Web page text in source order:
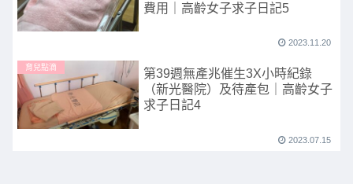
費用｜高齡女子求子日記5
2023.11.20
育兒點滴
第39週無產兆催生3X小時紀錄
（新光醫院）及待產包｜高齡女子
求子日記4
2023.07.15